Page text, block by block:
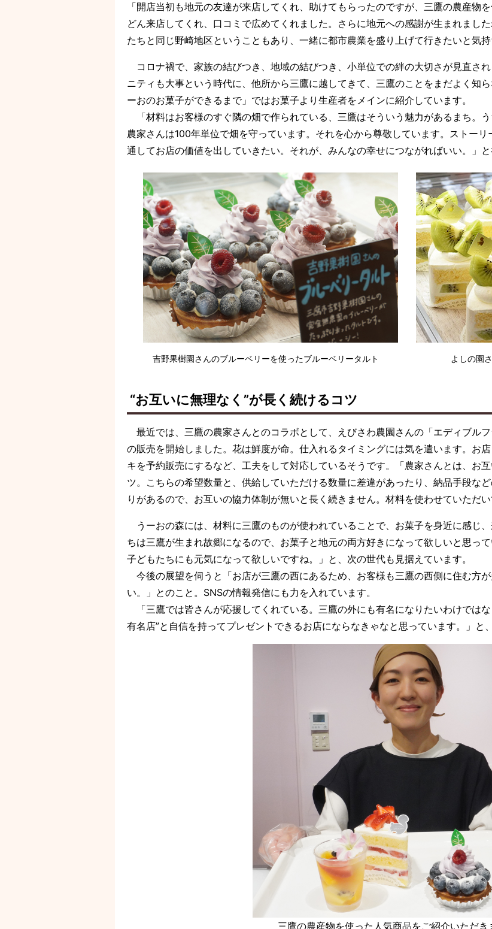
「開店当初も地元の友達が来店してくれ、助けてもらったのですが、三鷹の農産物
どん来店してくれ、口コミで広めてくれました。さらに地元への感謝が生まれまし
たちと同じ野崎地区ということもあり、一緒に都市農業を盛り上げて行きたいと気持
コロナ禍で、家族の結びつき、地域の結びつき、小単位での絆の大切さが見直さ
ニティも大事という時代に、他所から三鷹に越してきて、三鷹のことをまだよく知
ーおのお菓子ができるまで」ではお菓子より生産者をメインに紹介しています。
「材料はお客様のすぐ隣の畑で作られている、三鷹はそういう魅力があるまち。う
農家さんは100年単位で畑を守っています。それを心から尊敬しています。ストー
通してお店の価値を出していきたい。それが、みんなの幸せにつながればいい。」と
吉野果樹園さんのブルーベリーを使ったブルーベリータルト よしの園
“お互いに無理なく”が長く続けるコツ
最近では、三鷹の農家さんとのコラボとして、えびさわ農園さんの「エディブル
の販売を開始しました。花は鮮度が命。仕入れるタイミングには気を遣います。お
キを予約販売にするなど、工夫をして対応しているそうです。「農家さんとは、お
ツ。こちらの希望数量と、供給していただける数量に差違があったり、納品手段な
りがあるので、お互いの協力体制が無いと長く続きません。材料を使わせていただ
うーおの森には、材料に三鷹のものが使われていることで、お菓子を身近に感じ
ちは三鷹が生まれ故郷になるので、お菓子と地元の両方好きになって欲しいと思っ
子どもたちにも元気になって欲しいですね。」と、次の世代も見据えています。
今後の展望を伺うと「お店が三鷹の西にあるため、お客様も三鷹の西側に住む方
い。」とのこと。SNSの情報発信にも力を入れています。
「三鷹では皆さんが応援してくれている。三鷹の外にも有名になりたいわけでは
有名店”と自信を持ってプレゼントできるお店にならなきゃなと思っています。」と
三鷹の農産物を使った人気商品をご紹介いただき